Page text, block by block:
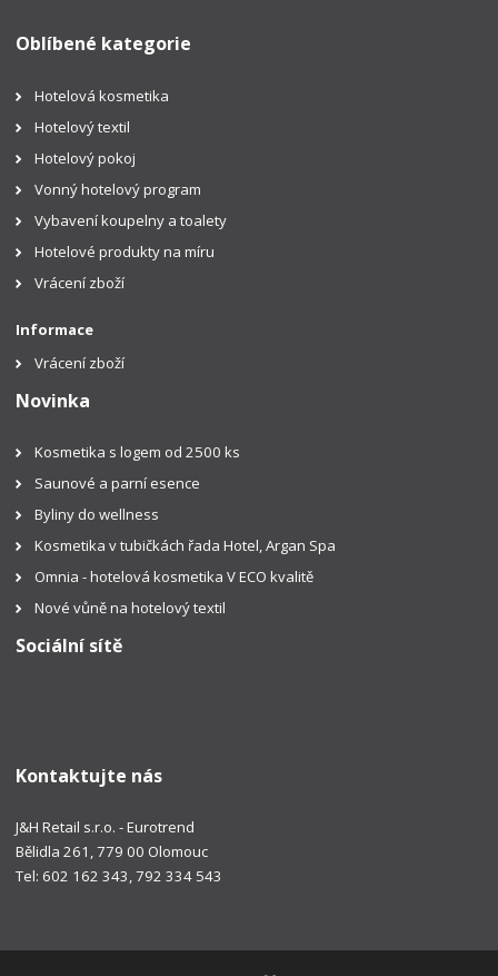
Oblíbené kategorie
Hotelová kosmetika
Hotelový textil
Hotelový pokoj
Vonný hotelový program
Vybavení koupelny a toalety
Hotelové produkty na míru
Vrácení zboží
Informace
Vrácení zboží
Novinka
Kosmetika s logem od 2500 ks
Saunové a parní esence
Byliny do wellness
Kosmetika v tubičkách řada Hotel, Argan Spa
Omnia - hotelová kosmetika V ECO kvalitě
Nové vůně na hotelový textil
Sociální sítě
Kontaktujte nás
J&H Retail s.r.o. - Eurotrend
Bělidla 261, 779 00 Olomouc
Tel: 602 162 343, 792 334 543